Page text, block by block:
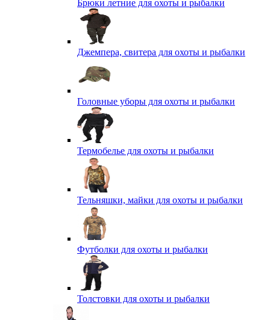
Брюки летние для охоты и рыбалки
Джемпера, свитера для охоты и рыбалки
Головные уборы для охоты и рыбалки
Термобелье для охоты и рыбалки
Тельняшки, майки для охоты и рыбалки
Футболки для охоты и рыбалки
Толстовки для охоты и рыбалки